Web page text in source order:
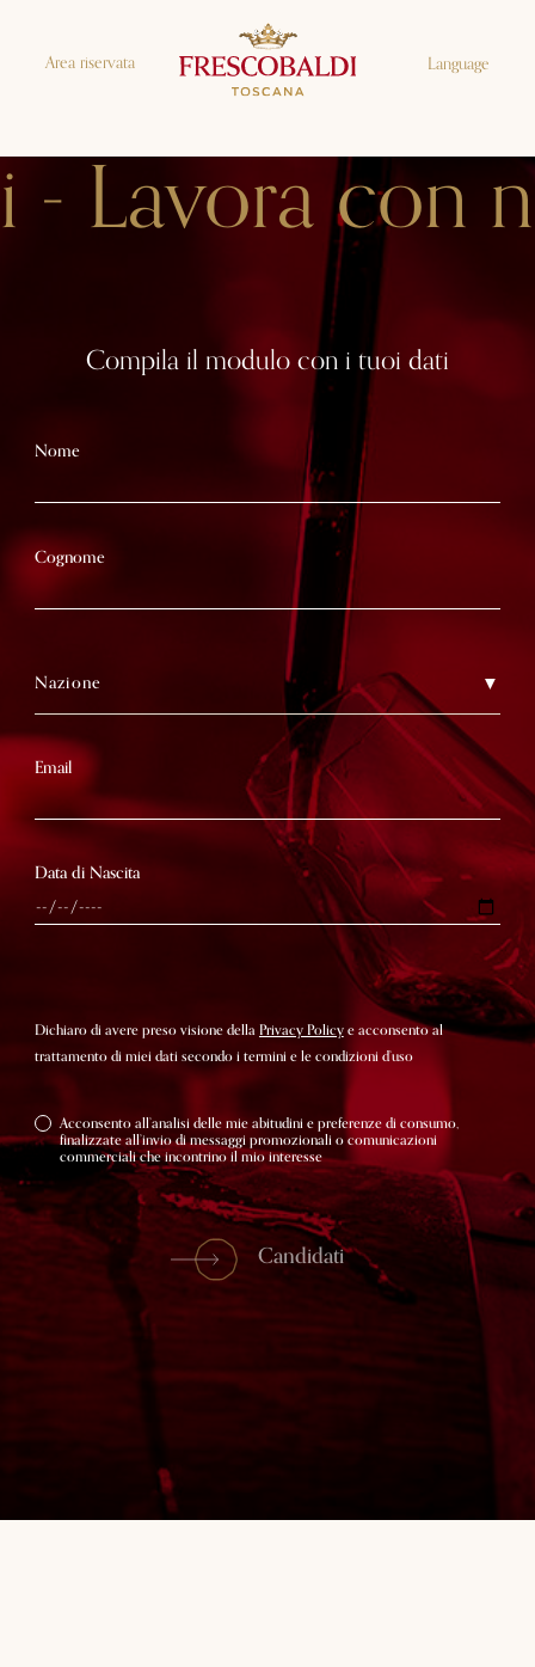
Area riservata Language
Compila il modulo con i tuoi dati
Nome
Cognome
Nazione
Email
Data di Nascita
Dichiaro di avere preso visione dellaPrivacy Policye acconsento al
trattamento di miei dati secondo i termini e le condizioni d’uso
Acconsento all’analisi delle mie abitudini e preferenze di consumo,
finalizzate all’invio di messaggi promozionali o comunicazioni
commerciali che incontrino il mio interesse
Candidati
Lavora con